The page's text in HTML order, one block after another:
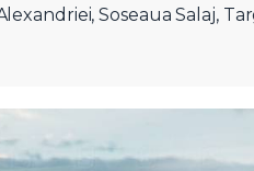
Soseaua Salaj,